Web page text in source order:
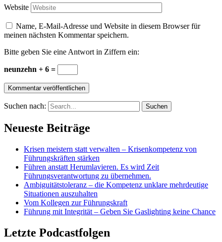
Website
Name, E-Mail-Adresse und Website in diesem Browser für
meinen nächsten Kommentar speichern.
Bitte geben Sie eine Antwort in Ziffern ein:
neunzehn + 6 =
Suchen nach:
Neueste Beiträge
Krisen meistern statt verwalten – Krisenkompetenz von
Führungskräften stärken
Führen anstatt Herumlavieren. Es wird Zeit
Führungsverantwortung zu übernehmen.
Ambiguitätstoleranz – die Kompetenz unklare mehrdeutige
Situationen auszuhalten
Vom Kollegen zur Führungskraft
Führung mit Integrität – Geben Sie Gaslighting keine Chance
Letzte Podcastfolgen